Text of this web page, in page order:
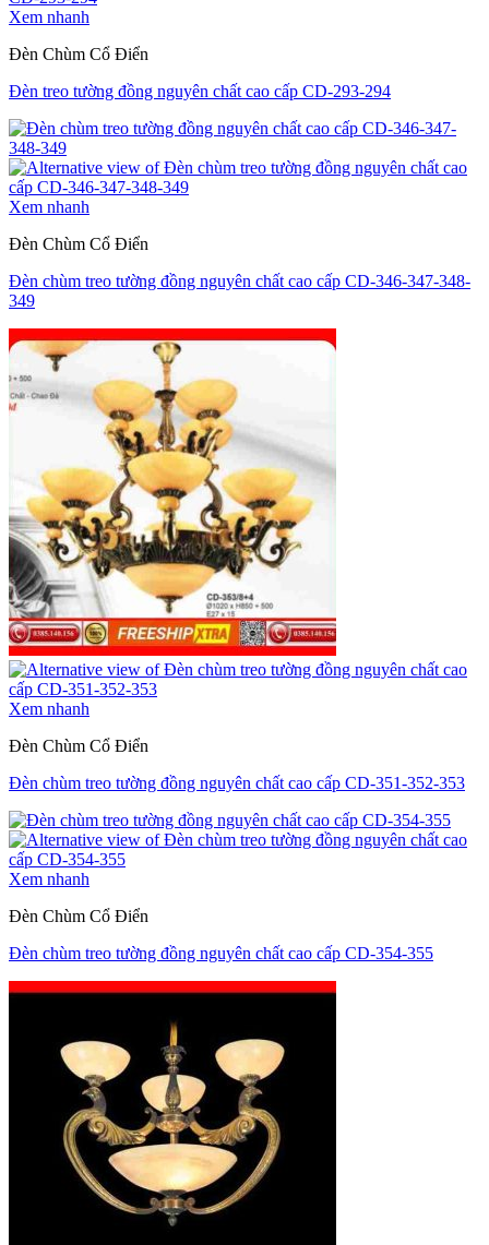
Xem nhanh
Đèn Chùm Cổ Điển
Đèn treo tường đồng nguyên chất cao cấp CD-293-294
Xem nhanh
Đèn Chùm Cổ Điển
Đèn chùm treo tường đồng nguyên chất cao cấp CD-346-347-348-
349
Xem nhanh
Đèn Chùm Cổ Điển
Đèn chùm treo tường đồng nguyên chất cao cấp CD-351-352-353
Xem nhanh
Đèn Chùm Cổ Điển
Đèn chùm treo tường đồng nguyên chất cao cấp CD-354-355